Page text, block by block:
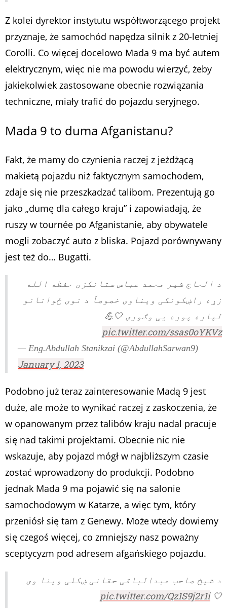
Z kolei dyrektor instytutu współtworzącego projekt
przyznaje, że samochód napędza silnik z 20-letniej
Corolli. Co więcej docelowo Mada 9 ma być autem
elektrycznym, więc nie ma powodu wierzyć, żeby
jakiekolwiek zastosowane obecnie rozwiązania
techniczne, miały trafić do pojazdu seryjnego.
Mada 9 to duma Afganistanu?
Fakt, że mamy do czynienia raczej z jeżdżącą
makietą pojazdu niż faktycznym samochodem,
zdaje się nie przeszkadzać talibom. Prezentują go
jako „dumę dla całego kraju” i zapowiadają, że
ruszy w tournée po Afganistanie, aby obywatele
mogli zobaczyć auto z bliska. Pojazd porównywany
jest też do… Bugatti.
د الحاج شیر محمد عباس ستانکزی حفظه الله
زړه راښکونکی ویناوی خصوصاً د نوی ځوانانو
لپاره پوره یی وګوری 🤍💪
pic.twitter.com/ssas0oYKVz
— Eng.Abdullah Stanikzai (@AbdullahSarwan9)
January 1, 2023
Podobno już teraz zainteresowanie Madą 9 jest
duże, ale może to wynikać raczej z zaskoczenia, że
w opanowanym przez talibów kraju nadal pracuje
się nad takimi projektami. Obecnie nic nie
wskazuje, aby pojazd mógł w najbliższym czasie
zostać wprowadzony do produkcji. Podobno
jednak Mada 9 ma pojawić się na salonie
samochodowym w Katarze, a więc tym, który
przeniósł się tam z Genewy. Może wtedy dowiemy
się czegoś więcej, co zmniejszy nasz poważny
sceptycyzm pod adresem afgańskiego pojazdu.
د شیخ صاحب عبدالباقی حقانی ښکلی وینا وی
🤍
pic.twitter.com/Qz1S9j2r1i